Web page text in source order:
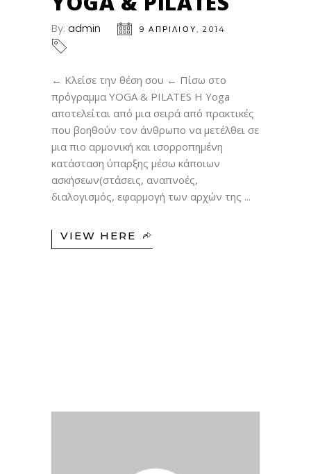
By: admin 9 ΑΠΡΙΛΊΟΥ, 2014
← Κλείσε την θέση σου ← Πίσω στο
πρόγραμμα YOGA & PILATES H Yoga
αποτελείται από μια σειρά από πρακτικές
που βοηθούν τον άνθρωπο να μετέλθει σε
μια πιο αρμονική και ισορροπημένη
κατάσταση ύπαρξης μέσω κάποιων
ασκήσεων(στάσεις, αναπνοές,
διαλογισμός, εφαρμογή των αρχών της
VIEW HERE